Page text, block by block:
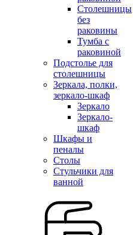
Столешницы
без
раковины
Тумба с
раковиной
Подстолье для
столешницы
Зеркала, полки,
зеркало-шкаф
Зеркало
Зеркало-
шкаф
Шкафы и
пеналы
Столы
Стульчики для
ванной